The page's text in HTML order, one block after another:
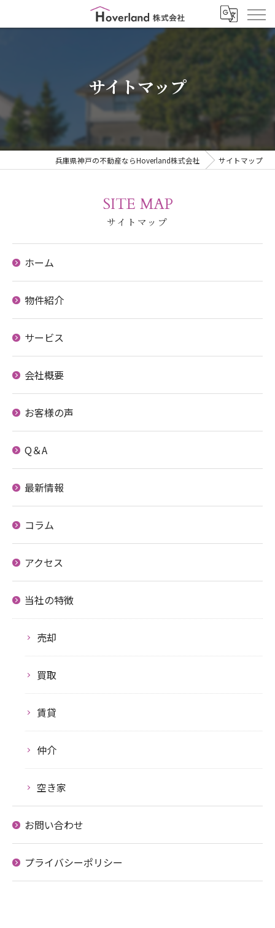
サイトマップ
兵庫県神戸の不動産ならHoverland株式会社 サイトマップ
サイトマップ
SITE MAP
ホーム
物件紹介
サービス
会社概要
お客様の声
Q＆A
最新情報
コラム
アクセス
当社の特徴
売却
買取
賃貸
仲介
空き家
お問い合わせ
プライバシーポリシー